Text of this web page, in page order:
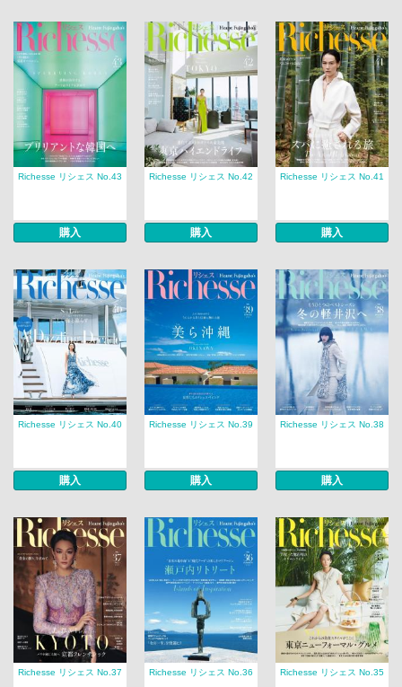
Richesse リシェス No.43
購入
Richesse リシェス No.42
購入
Richesse リシェス No.41
購入
Richesse リシェス No.40
購入
Richesse リシェス No.39
購入
Richesse リシェス No.38
購入
Richesse リシェス No.37 Richesse リシェス No.36 Richesse リシェス No.35